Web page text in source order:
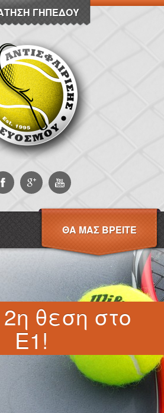
ΓΗΠΈΔΟΥ
ΘΑ ΜΑΣ ΒΡΕΊΤΕ
θεση στο
Ε1!